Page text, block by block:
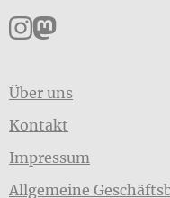
Pankpress
Pankpress
Über uns
Kontakt
Impressum
Allgemeine